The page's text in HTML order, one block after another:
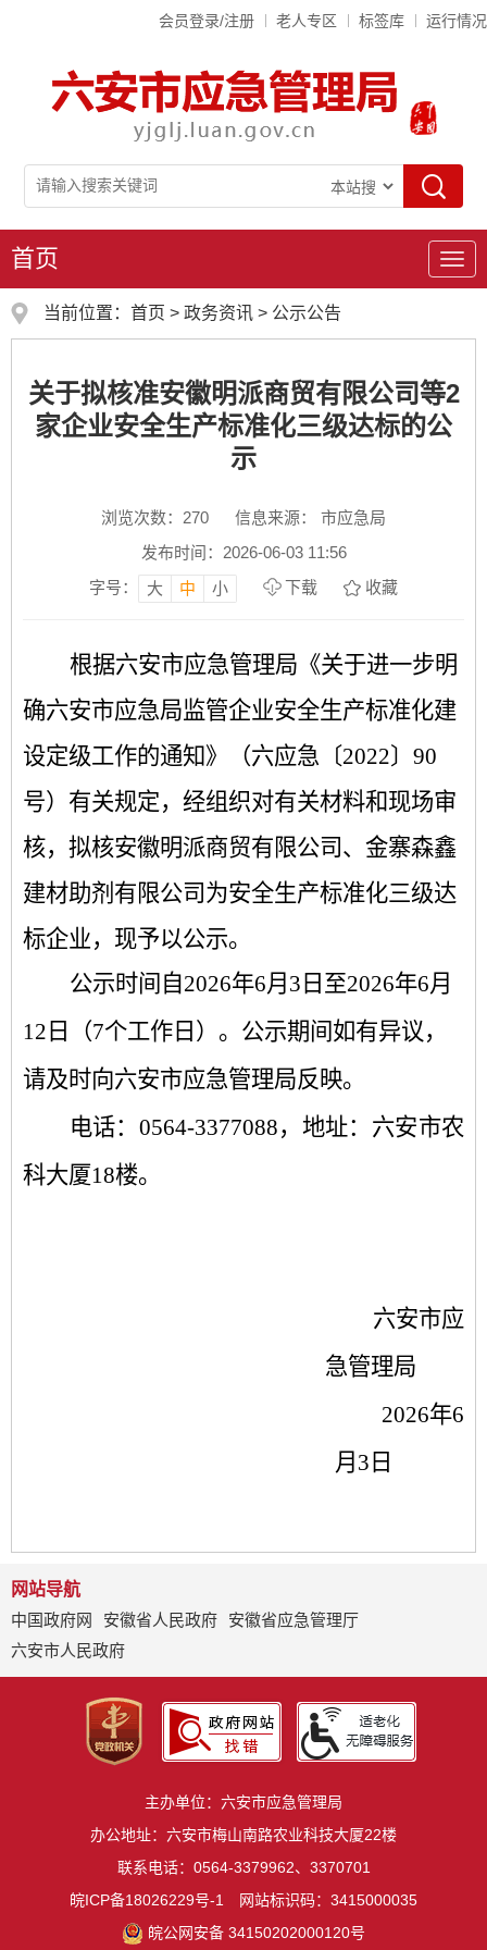
会员登录/注册 老人专区 标签库 运行情况
首页
导
航
当前位置： 首页 > 政务资讯 > 公示公告
关于拟核准安徽明派商贸有限公司等2
家企业安全生产标准化三级达标的公
示
浏览次数： 270
信息来源： 市应急局
发布时间：2026-06-03 11:56
字号：
大 中 小 下载 收藏
根据六安市应急管理局《关于进一步明
确六安市应急局监管企业安全生产标准化建
设定级工作的通知》（六应急〔2022〕 90
号）有关规定，经组织对有关材料和现场审
核，拟核安徽明派商贸有限公司、金寨森鑫
建材助剂有限公司为安全生产标准化三级达
标企业，现予以公示。
公示时间自2026年6月 3 日至2026年6月
12 日（7个工作日）。公示期间如有异议，
请及时向六安市应急管理局反映。
电话： 0564-3377088，地址：六安市农
科大厦18楼。
六安市应
急管理局
2026年6
月 3 日
网站导航
中国政府网
安徽省人民政府
安徽省应急管理厅
六安市人民政府
主办单位：六安市应急管理局
办公地址：六安市梅山南路农业科技大厦22楼
联系电话：0564-3379962、3370701
皖ICP备18026229号-1
网站标识码：3415000035
皖公网安备 34150202000120号